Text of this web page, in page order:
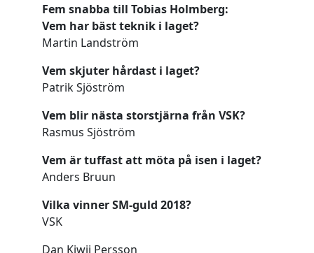
Fem snabba till Tobias Holmberg:
Vem har bäst teknik i laget?
Martin Landström
Vem skjuter hårdast i laget?
Patrik Sjöström
Vem blir nästa storstjärna från VSK?
Rasmus Sjöström
Vem är tuffast att möta på isen i laget?
Anders Bruun
Vilka vinner SM-guld 2018?
VSK
Dan Kiwii Persson